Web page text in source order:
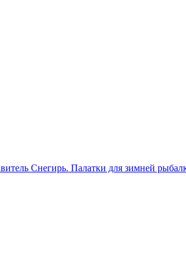
Снегирь. Палатки для зимней